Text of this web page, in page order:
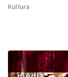
Kultura